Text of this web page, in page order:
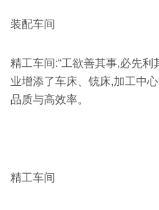
装配车间
精工车间:“工欲善其事,必先利
业增添了车床、铳床,加工中
品质与高效率。
精工车间